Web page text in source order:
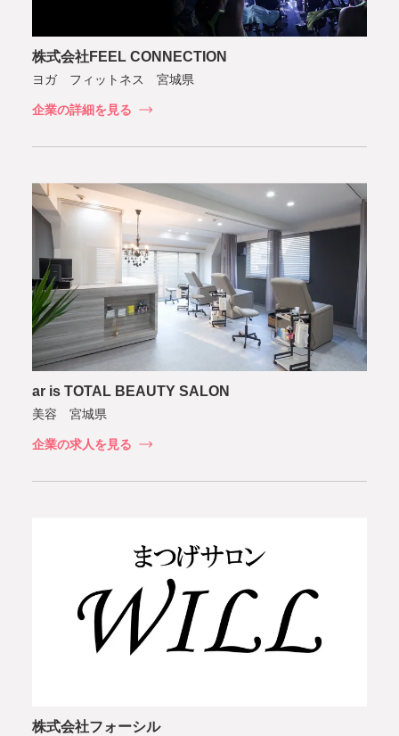
株式会社FEEL CONNECTION
ヨガ フィットネス 宮城県
企業の詳細を見る
ar is TOTAL BEAUTY SALON
美容 宮城県
企業の求人を見る
株式会社フォーシル